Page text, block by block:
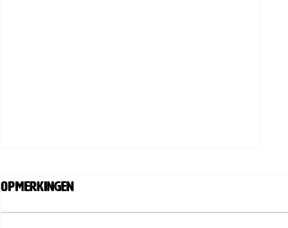
Opmerkingen